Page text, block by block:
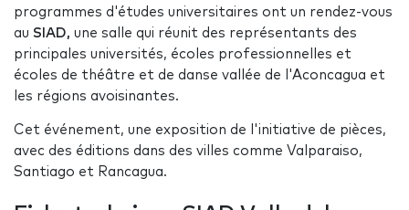
programmes d'études universitaires ont un rendez-vous
au SIAD, une salle qui réunit des représentants des
principales universités, écoles professionnelles et
écoles de théâtre et de danse vallée de l'Aconcagua et
les régions avoisinantes.
Cet événement, une exposition de l'initiative de pièces,
avec des éditions dans des villes comme Valparaiso,
Santiago et Rancagua.